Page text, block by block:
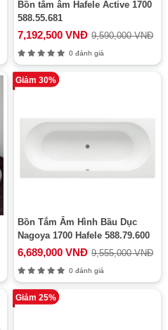
Bồn tắm âm Hafele Active 1700
588.55.681
7,192,500 VNĐ 9,590,000 VNĐ
0 đánh giá
Giảm 30%
Bồn Tắm Âm Hình Bầu Dục
Nagoya 1700 Hafele 588.79.600
6,689,000 VNĐ 9,555,000 VNĐ
0 đánh giá
Giảm 25%